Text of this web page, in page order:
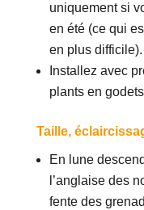
uniquement si
en été (ce qui
en plus difficile).
Installez avec
plants en
Taille,
En lune
l’anglaise des
fente des